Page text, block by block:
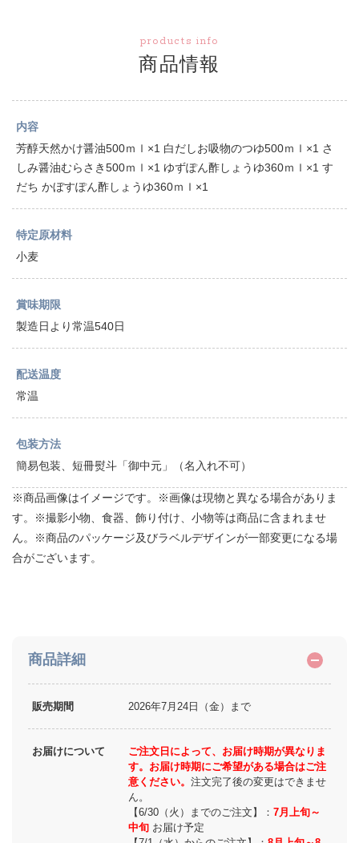
商品詳細
販売期間 2026年7月24日（金）まで
お届けについて
ご注文日によって、お届け時期が異なりま
す。お届け時期にご希望がある場合はご注
意ください。 注文完了後の変更はできませ
ん。
【6/30（火）までのご注文】： 7月上旬～
中旬 お届け予定
products info
商品情報
内容
芳醇天然かけ醤油500ｍｌ×1 白だしお吸物のつゆ500ｍｌ×1 さ
しみ醤油むらさき500ｍｌ×1 ゆずぽん酢しょうゆ360ｍｌ×1 す
だち かぼすぽん酢しょうゆ360ｍｌ×1
特定原材料
小麦
賞味期限
製造日より常温540日
配送温度
常温
包装方法
簡易包装、短冊熨斗「御中元」（名入れ不可）
※商品画像はイメージです。※画像は現物と異なる場合がありま
す。※撮影小物、食器、飾り付け、小物等は商品に含まれませ
ん。※商品のパッケージ及びラベルデザインが一部変更になる場
合がございます。